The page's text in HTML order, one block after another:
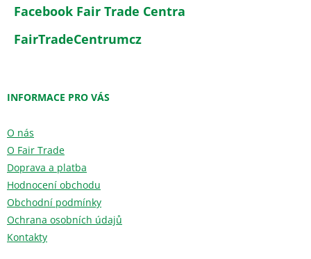
Facebook Fair Trade Centra
FairTradeCentrumcz
INFORMACE PRO VÁS
O nás
O Fair Trade
Doprava a platba
Hodnocení obchodu
Obchodní podmínky
Ochrana osobních údajů
Kontakty